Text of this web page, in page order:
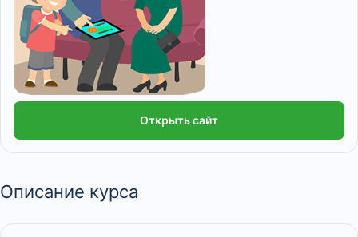
Открыть сайт
Описание курса